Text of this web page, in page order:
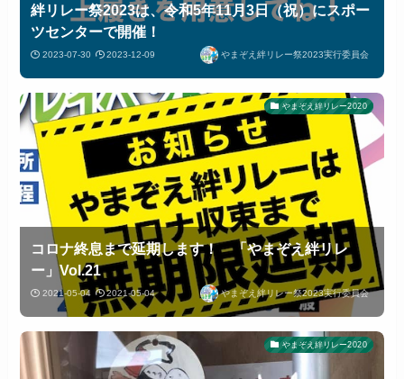
絆リレー祭2023は、令和5年11月3日（祝）にスポー
ツセンターで開催！
2023-07-30 2023-12-09 やまぞえ絆リレー祭2023実行委員会
やまぞえ絆リレー2020
コロナ終息まで延期します！ 「やまぞえ絆リレ
ー」Vol.21
2021-05-04 2021-05-04 やまぞえ絆リレー祭2023実行委員会
やまぞえ絆リレー2020